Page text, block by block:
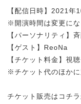
【配信日時】2021
※開演時間は変更に
【パーソナリティ】
【ゲスト】ReoNa
【チケット料金】視
※チケット代のほかに
チケット販売はコチラ